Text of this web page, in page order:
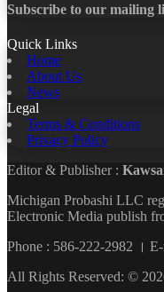
Subscribe to our mailing
Quick Links
Home
About Us
News
Legal
Terms & Conditions
Privacy Policy
Editor & Publisher :
Michigan Probashi LLC
Electronic Media publish
Phone : 586-222-2982 ।
All Rights Reserved: ©